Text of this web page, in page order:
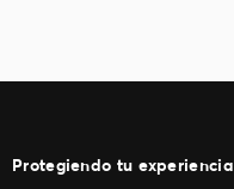
Protegiendo tu experiencia